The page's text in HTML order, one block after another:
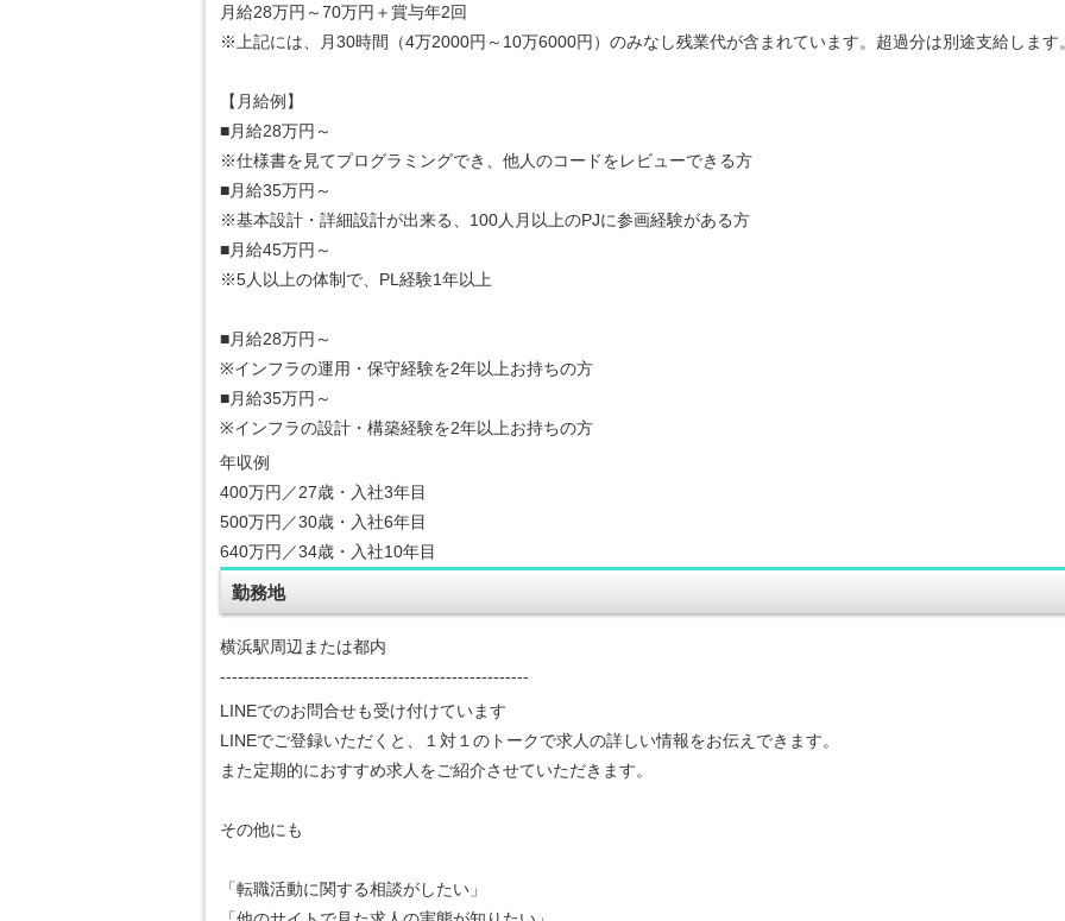
月給28万円～70万円＋賞与年2回
※上記には、月30時間（4万2000円～10万6000円）のみなし残業代が含まれています。超過分は別途支給します
【月給例】
■月給28万円～
※仕様書を見てプログラミングでき、他人のコードをレビューできる方
■月給35万円～
※基本設計・詳細設計が出来る、100人月以上のPJに参画経験がある方
■月給45万円～
※5人以上の体制で、PL経験1年以上
■月給28万円～
※インフラの運用・保守経験を2年以上お持ちの方
■月給35万円～
※インフラの設計・構築経験を2年以上お持ちの方
年収例
400万円／27歳・入社3年目
500万円／30歳・入社6年目
640万円／34歳・入社10年目
勤務地
横浜駅周辺または都内
----------------------------------------------------
LINEでのお問合せも受け付けています
LINEでご登録いただくと、１対１のトークで求人の詳しい情報をお伝えできます。
また定期的におすすめ求人をご紹介させていただきます。
その他にも
「転職活動に関する相談がしたい」